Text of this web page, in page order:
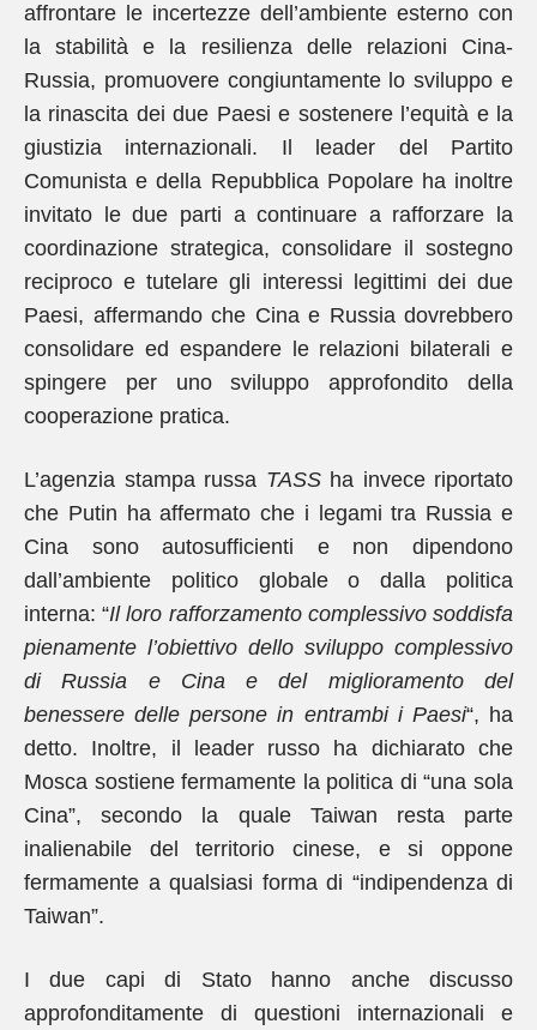
affrontare le incertezze dell’ambiente esterno con
la stabilità e la resilienza delle relazioni Cina-
Russia, promuovere congiuntamente lo sviluppo e
la rinascita dei due Paesi e sostenere l’equità e la
giustizia internazionali. Il leader del Partito
Comunista e della Repubblica Popolare ha inoltre
invitato le due parti a continuare a rafforzare la
coordinazione strategica, consolidare il sostegno
reciproco e tutelare gli interessi legittimi dei due
Paesi, affermando che Cina e Russia dovrebbero
consolidare ed espandere le relazioni bilaterali e
spingere per uno sviluppo approfondito della
cooperazione pratica.
L’agenzia stampa russa TASSha invece riportato
che Putin ha affermato che i legami tra Russia e
Cina sono autosufficienti e non dipendono
dall’ambiente politico globale o dalla politica
interna: “Il loro rafforzamento complessivo soddisfa
pienamente l’obiettivo dello sviluppo complessivo
di Russia e Cina e del miglioramento del
benessere delle persone in entrambi i Paesi“, ha
detto. Inoltre, il leader russo ha dichiarato che
Mosca sostiene fermamente la politica di “una sola
Cina”, secondo la quale Taiwan resta parte
inalienabile del territorio cinese, e si oppone
fermamente a qualsiasi forma di “indipendenza di
Taiwan”.
I due capi di Stato hanno anche discusso
approfonditamente di questioni internazionali e